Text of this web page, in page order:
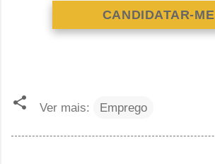
CANDIDATAR-ME
Ver mais: Emprego